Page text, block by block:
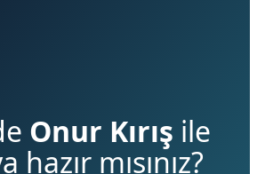
Onur Kırış ile
hazır mısınız?